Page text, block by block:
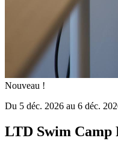
Nouveau !
Du 5 déc. 2026 au 6 déc.
LTD Swim Camp